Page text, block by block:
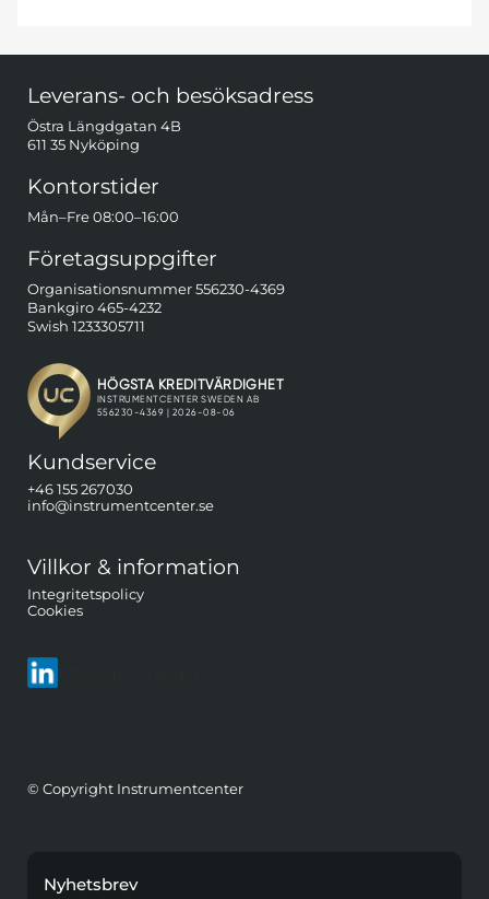
Leverans- och besöksadress
Östra Längdgatan 4B
611 35 Nyköping
Kontorstider
Mån–Fre 08:00–16:00
Företagsuppgifter
Organisationsnummer 556230-4369
Bankgiro 465-4232
Swish 1233305711
Kundservice
+46 155 267030
info@instrumentcenter.se
Villkor & information
Integritetspolicy
Cookies
© Copyright Instrumentcenter
Nyhetsbrev